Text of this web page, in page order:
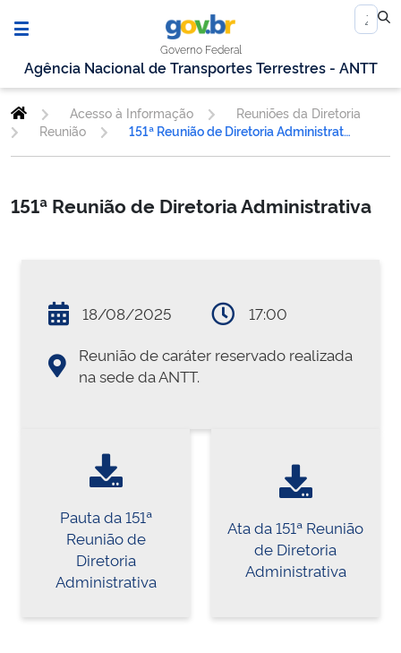
Governo Federal
Agência Nacional de Transportes Terrestres - ANTT
Acesso à Informação
Reuniões da Diretoria
Reunião
151ª Reunião de Diretoria Administrativa
151ª Reunião de Diretoria Administrativa
18/08/2025
17:00
Reunião de caráter reservado realizada
na sede da ANTT.
Pauta da 151ª
Reunião de
Diretoria
Administrativa
Ata da 151ª Reunião
de Diretoria
Administrativa